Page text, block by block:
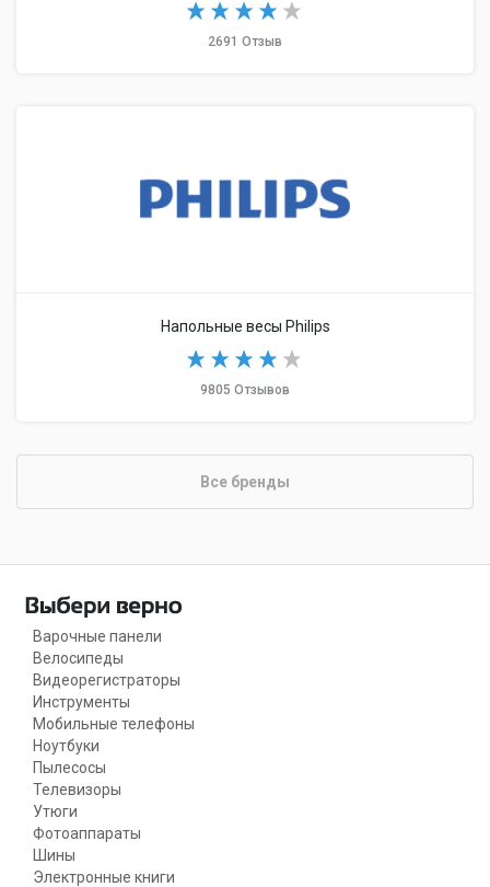
2691 Отзыв
Напольные весы Philips
9805 Отзывов
Все бренды
Варочные панели
Велосипеды
Видеорегистраторы
Инструменты
Мобильные телефоны
Ноутбуки
Пылесосы
Телевизоры
Утюги
Фотоаппараты
Шины
Электронные книги